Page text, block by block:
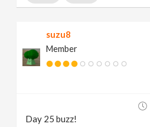
suzu8
Member
Day 25 buzz!